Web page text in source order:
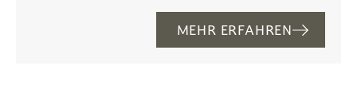
MEHR ERFAHREN